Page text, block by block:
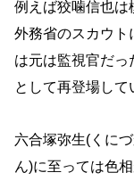
例えば狡噛信也は
外務省のスカウト
は元は監視官だっ
として再登場して
六合塚弥生(くに
ん)に至っては色